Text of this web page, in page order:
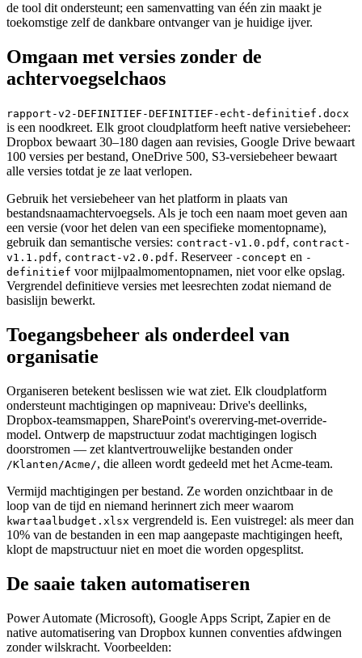
de tool dit ondersteunt; een samenvatting van één zin maakt je
toekomstige zelf de dankbare ontvanger van je huidige ijver.
Omgaan met versies zonder de
achtervoegselchaos
rapport-v2-DEFINITIEF-DEFINITIEF-echt-definitief.docx
is een noodkreet. Elk groot cloudplatform heeft native versiebeheer:
Dropbox bewaart 30–180 dagen aan revisies, Google Drive bewaart
100 versies per bestand, OneDrive 500, S3-versiebeheer bewaart
alle versies totdat je ze laat verlopen.
Gebruik het versiebeheer van het platform in plaats van
bestandsnaamachtervoegsels. Als je toch een naam moet geven aan
een versie (voor het delen van een specifieke momentopname),
gebruik dan semantische versies: contract-v1.0.pdf, contract-
v1.1.pdf, contract-v2.0.pdf. Reserveer -concept en -
definitief voor mijlpaalmomentopnamen, niet voor elke opslag.
Vergrendel definitieve versies met leesrechten zodat niemand de
basislijn bewerkt.
Toegangsbeheer als onderdeel van
organisatie
Organiseren betekent beslissen wie wat ziet. Elk cloudplatform
ondersteunt machtigingen op mapniveau: Drive's deellinks,
Dropbox-teamsmappen, SharePoint's overerving-met-override-
model. Ontwerp de mapstructuur zodat machtigingen logisch
doorstromen — zet klantvertrouwelijke bestanden onder
/Klanten/Acme/, die alleen wordt gedeeld met het Acme-team.
Vermijd machtigingen per bestand. Ze worden onzichtbaar in de
loop van de tijd en niemand herinnert zich meer waarom
kwartaalbudget.xlsx vergrendeld is. Een vuistregel: als meer dan
10% van de bestanden in een map aangepaste machtigingen heeft,
klopt de mapstructuur niet en moet die worden opgesplitst.
De saaie taken automatiseren
Power Automate (Microsoft), Google Apps Script, Zapier en de
native automatisering van Dropbox kunnen conventies afdwingen
zonder wilskracht. Voorbeelden: